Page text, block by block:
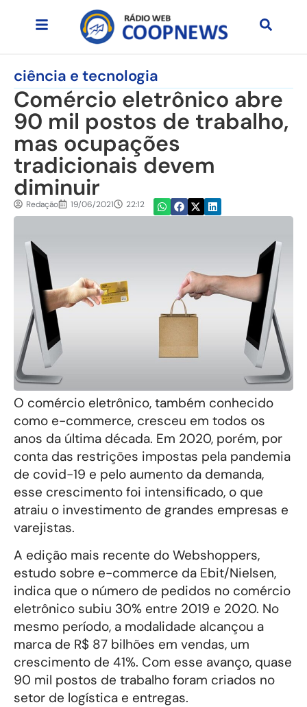
ciência e tecnologia
Comércio eletrônico abre
90 mil postos de trabalho,
mas ocupações
tradicionais devem
diminuir
Redação 19/06/2021 22:12
O comércio eletrônico, também conhecido
como e-commerce, cresceu em todos os
anos da última década. Em 2020, porém, por
conta das restrições impostas pela pandemia
de covid-19 e pelo aumento da demanda,
esse crescimento foi intensificado, o que
atraiu o investimento de grandes empresas e
varejistas.
A edição mais recente do Webshoppers,
estudo sobre e-commerce da Ebit/Nielsen,
indica que o número de pedidos no comércio
eletrônico subiu 30% entre 2019 e 2020. No
mesmo período, a modalidade alcançou a
marca de R$ 87 bilhões em vendas, um
crescimento de 41%. Com esse avanço, quase
90 mil postos de trabalho foram criados no
setor de logística e entregas.